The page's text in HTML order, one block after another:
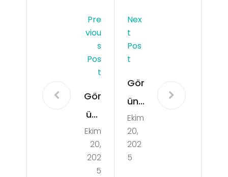
Pre
Viou
S
Pos
T
Gör
ünt
ülü
Sho
wla
Ekim
20,
202
5
Nex
T
Pos
T
Gör
ünt
ülü
Sho
wla
Ekim
20,
202
5